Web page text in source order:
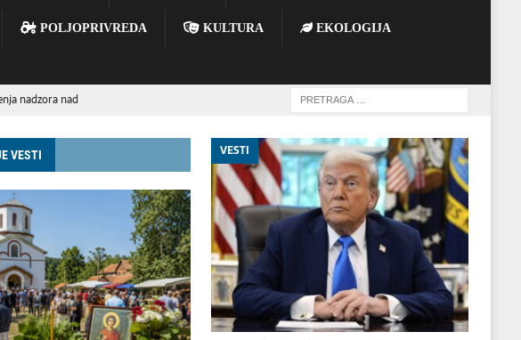
POLJOPRIVREDA KULTURA EKOLOGIJA
nadzora nad
„Živelo
VESTI VESTI